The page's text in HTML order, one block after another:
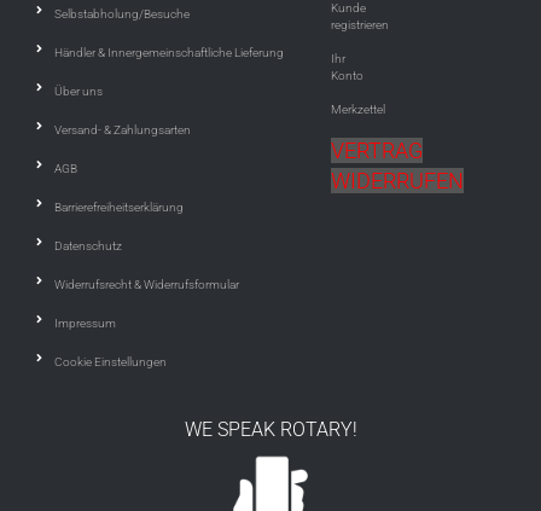
Selbstabholung/Besuche
Händler & Innergemeinschaftliche Lieferung
Über uns
Versand- & Zahlungsarten
AGB
Barrierefreiheitserklärung
Datenschutz
Widerrufsrecht & Widerrufsformular
Impressum
Cookie Einstellungen
Kunde
registrieren
Ihr
Konto
Merkzettel
VERTRAG
WIDERRUFEN
WE SPEAK ROTARY!